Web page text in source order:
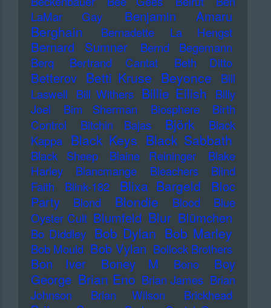
LaMar Gay
Benjamin Amaru
Berghain Bernadette La Hengst
Bernard Sumner
Bernd Begemann
Berq
Bertrand Cantat Beth Ditto
Betterov Betti Kruse Beyonce
Bill
Laswell
Bill Withers Billie Eilish
Billy
Joel
Bim Sherman Biosphere
Birth
Control
Bitchin Bajas Björk
Black
Kappa Black Keys Black Sabbath
Black Sheep Blaine Reininger
Blake
Harley
Blancmange Bleachers
Blind
Faith
Blink-182 Blixa Bargeld
Bloc
Party
Blond Blondie Blood
Blue
Oyster Cult Blumfeld Blur Blümchen
Bo Diddley Bob Dylan Bob Marley
Bob Mould Bob Vylan Bollock Brothers
Bon Iver Boney M Bono
Boy
George Brian Eno Brian James Brian
Johnson
Brian Wilson Brickhead